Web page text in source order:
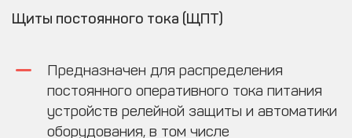
Щиты постоянного тока (ЩПТ)
Предназначен для распределения
постоянного оперативного тока питания
устройств релейной защиты и автоматики
оборудования, в том числе